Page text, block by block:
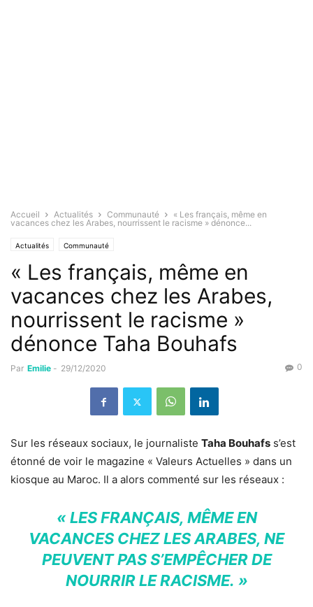
Accueil Actualités Communauté
« Les français, même en
vacances chez les Arabes, nourrissent le racisme » dénonce...
Actualités Communauté
« Les français, même en
vacances chez les Arabes,
nourrissent le racisme »
dénonce Taha Bouhafs
Par Emilie - 29/12/2020 0
Sur les réseaux sociaux, le journaliste Taha Bouhafs s’est
étonné de voir le magazine « Valeurs Actuelles » dans un
kiosque au Maroc. Il a alors commenté sur les réseaux :
« LES FRANÇAIS, MÊME EN
VACANCES CHEZ LES ARABES, NE
PEUVENT PAS S’EMPÊCHER DE
NOURRIR LE RACISME. »